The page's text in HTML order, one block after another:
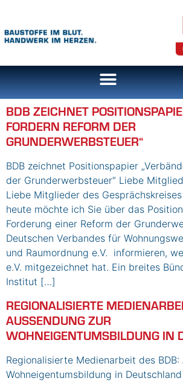
BDB ZEICHNET
FORDERN REFORM DER
GRUNDERWERBSTEUER“
BDB zeichnet Positionspapier
der Grunderwerbsteuer“ Liebe
Liebe Mitglieder des Gesprächskreises
heute möchte ich Sie über das
Forderung einer Reform der
Deutschen Verbandes für
und Raumordnung e.V. informieren,
e.V. mitgezeichnet hat. Ein breites
Institut […]
REGIONALISIERTE
AUSSENDUNG ZUR
WOHNEIGENTUMSBILDUNG IN
Regionalisierte Medienarbeit des
Wohneigentumsbildung in